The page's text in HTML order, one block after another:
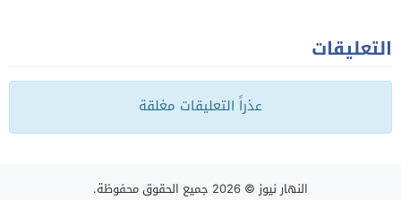
التعليقات
عذراً التعليقات مغلقة
النهار نيوز © 2026 جميع الحقوق محفوظة.